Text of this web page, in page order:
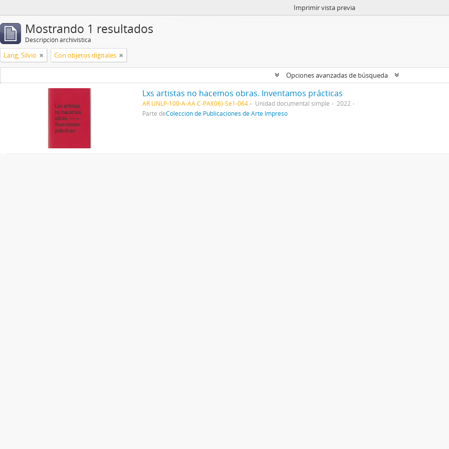
Imprimir vista previa
Mostrando 1 resultados
Descripción archivística
Lang, Silvio Con objetos digitales
Opciones avanzadas de búsqueda
Lxs artistas no hacemos obras. Inventamos prácticas
AR UNLP-100-A-AA C-PAI(06)-Se1-064 Unidad documental simple
2022
Parte deColección de Publicaciones de Arte Impreso